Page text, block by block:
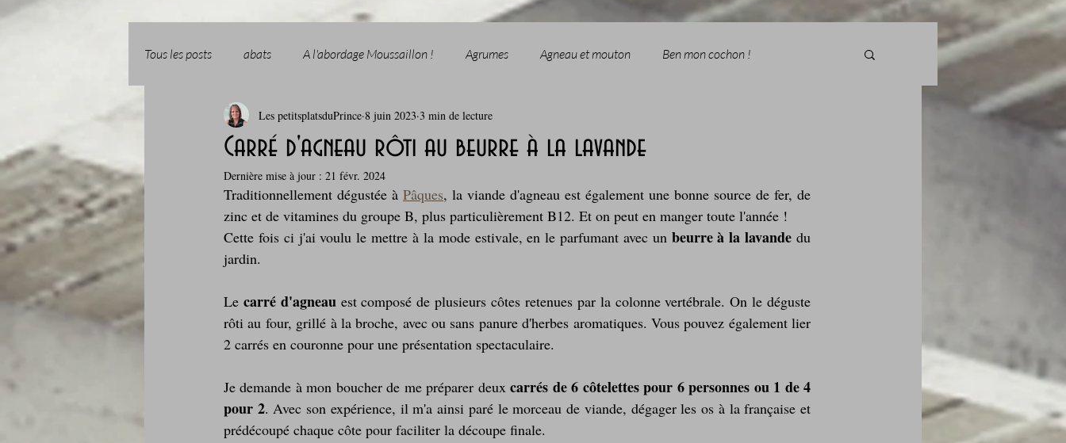
Tous les posts abats A l'abordage Moussaillon ! Agrumes Agneau et mouton Ben mon cochon !
Boissons et cocktails Boulangerie Breakfast c'est la rentrée !
Comfort food, les recettes doudou Coquillages et crustacés
Cuisine du Camping Déjeuner sur l'herbe Desserts - glaces - pâtisserie Finger food, snack Foire au vin
Fondus de chocolat fruits à coque Garden Party - buffet - Verrines Gâteau d'anniversaire
Je mange au bureau : gamelle, bento Laitages La Montagne ça nous gagne !
Carré d'agneau rôti au beurre à la lavande
Les petitsplatsduPrince 8 juin 2023 3 min de lecture
Dernière mise à jour : 21 févr. 2024
Traditionnellement dégustée à Pâques, la viande d'agneau est également une bonne source de fer, de
zinc et de vitamines du groupe B, plus particulièrement B12. Et on peut en manger toute l'année !
Cette fois ci j'ai voulu le mettre à la mode estivale, en le parfumant avec un beurre à la lavande du
jardin.
Le carré d'agneau est composé de plusieurs côtes retenues par la colonne vertébrale. On le déguste
rôti au four, grillé à la broche, avec ou sans panure d'herbes aromatiques. Vous pouvez également lier
2 carrés en couronne pour une présentation spectaculaire.
Je demande à mon boucher de me préparer deux carrés de 6 côtelettes pour 6 personnes ou 1 de 4
pour 2. Avec son expérience, il m'a ainsi paré le morceau de viande, dégager les os à la française et
prédécoupé chaque côte pour faciliter la découpe finale.